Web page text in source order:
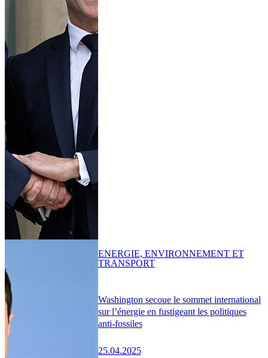
Washington secoue le sommet international
sur l’énergie en fustigeant les politiques
anti-fossiles
25.04.2025
ENERGIE, ENVIRONNEMENT ET
TRANSPORT